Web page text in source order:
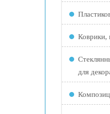
Коврики,
для